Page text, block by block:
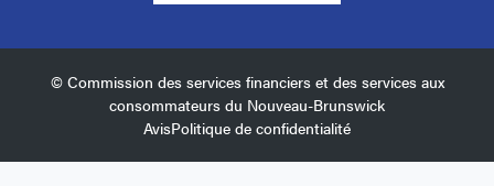
© Commission des services financiers et des services aux
consommateurs du Nouveau-Brunswick
AvisPolitique de confidentialité